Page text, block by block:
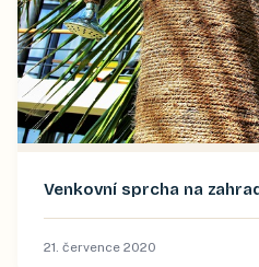
Venkovní sprcha na
21. července 2020